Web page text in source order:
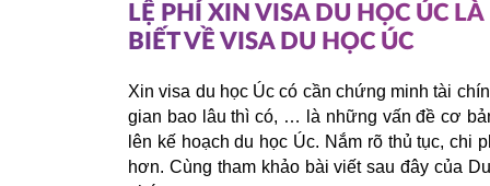
LỆ PHÍ XIN VISA DU HỌC ÚC
BIẾT VỀ VISA DU HỌC ÚC
Xin visa du học Úc có cần chứng minh tài
gian bao lâu thì có, … là những vấn đề cơ
lên kế hoạch du học Úc. Nắm rõ thủ tục, chi
hơn. Cùng tham khảo bài viết sau đây của